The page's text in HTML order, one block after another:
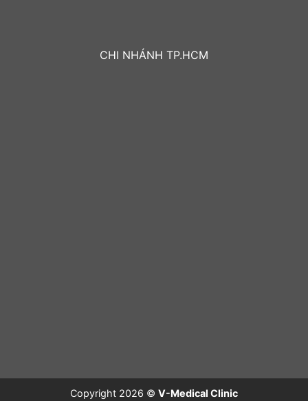
CHI NHÁNH TP.HCM
Copyright 2026 © V-Medical Clinic